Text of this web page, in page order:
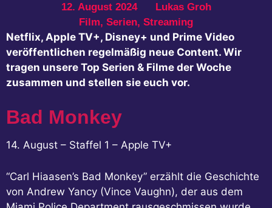
12. August 2024
Lukas Groh
Film, Serien, Streaming
Netflix, Apple TV+, Disney+ und Prime Video
veröffentlichen regelmäßig neue Content. Wir
tragen unsere Top Serien & Filme der Woche
zusammen und stellen sie euch vor.
Bad Monkey
14. August – Staffel 1 – Apple TV+
“Carl Hiaasen’s Bad Monkey” erzählt die Geschichte
von Andrew Yancy (Vince Vaughn), der aus dem